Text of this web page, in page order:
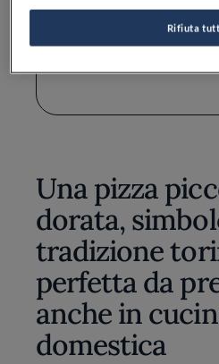
Una pizza
dorata,
tradizione
perfetta da
anche in
domestica
Rifiuta